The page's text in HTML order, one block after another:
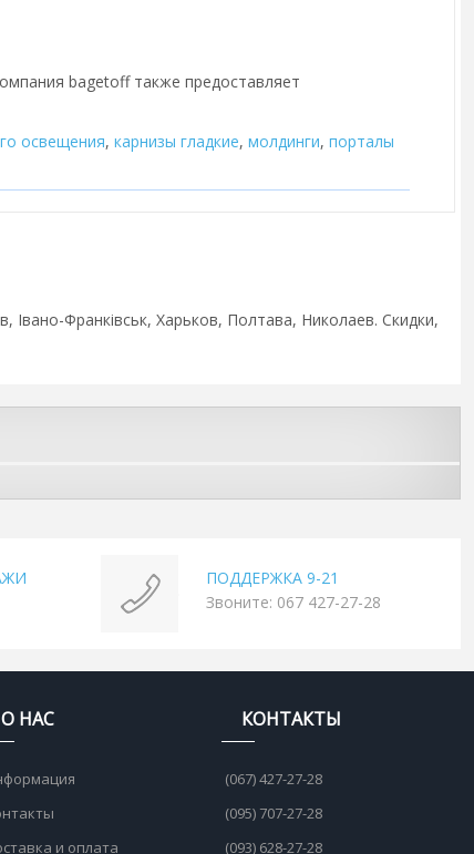
bagetoff также предоставляет
освещения, карнизы гладкие, молдинги, порталы
Франківськ, Харьков, Полтава, Николаев. Скидки,
ПОДДЕРЖКА 9-21
Звоните: 067 427-27-28
О НАС
и оплата
КОНТАКТЫ
(067) 427-27-28
(095) 707-27-28
(093) 628-27-28